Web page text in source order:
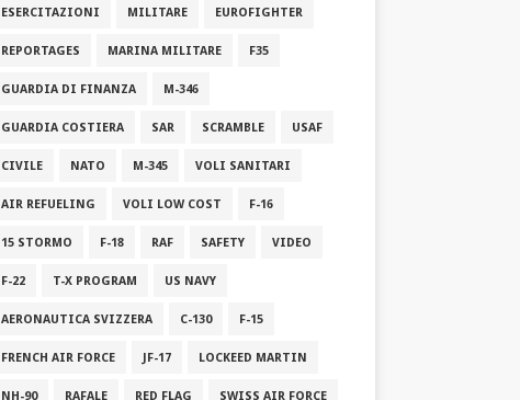
ESERCITAZIONI MILITARE EUROFIGHTER
REPORTAGES MARINA MILITARE F35
GUARDIA DI FINANZA M-346
GUARDIA COSTIERA SAR SCRAMBLE USAF
CIVILE NATO M-345 VOLI SANITARI
AIR REFUELING VOLI LOW COST F-16
15 STORMO F-18 RAF SAFETY VIDEO
F-22 T-X PROGRAM US NAVY
AERONAUTICA SVIZZERA C-130 F-15
FRENCH AIR FORCE JF-17 LOCKEED MARTIN
NH-90 RAFALE RED FLAG SWISS AIR FORCE